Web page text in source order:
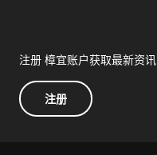
注册 樟宜账户获取最新资讯
注册